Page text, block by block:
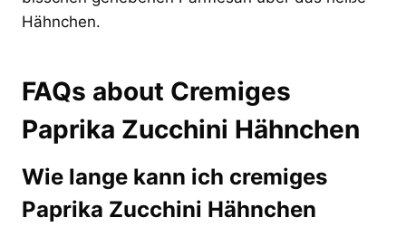
Hähnchen.
FAQs about Cremiges
Paprika Zucchini Hähnchen
Wie lange kann ich cremiges
Paprika Zucchini Hähnchen